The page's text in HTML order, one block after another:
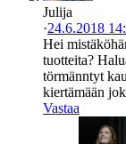
Julija
·24.6.2018
Hei
tuotteita?
törmänntyt
kiertämään
Vastaa